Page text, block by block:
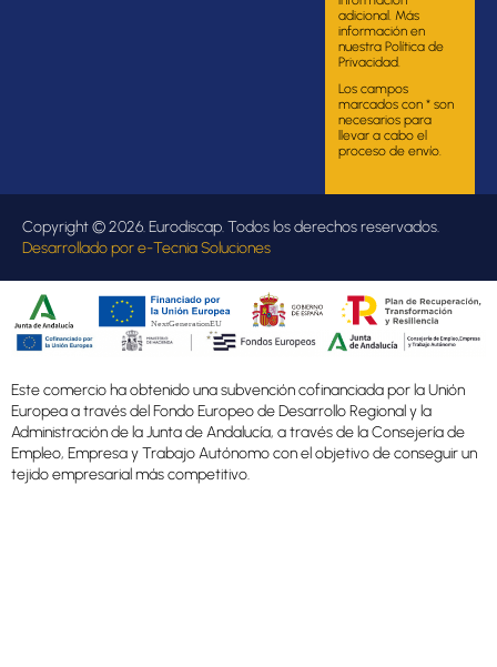
adicional. Más
información en
nuestra Política de
Privacidad.
Los campos
marcados con * son
necesarios para
llevar a cabo el
proceso de envío.
Copyright © 2026. Eurodiscap. Todos los derechos reservados.
Desarrollado pore-Tecnia Soluciones
Este comercio ha obtenido una subvención cofinanciada por la Unión
Europea a través del Fondo Europeo de Desarrollo Regional y la
Administración de la Junta de Andalucía, a través de la Consejería de
Empleo, Empresa y Trabajo Autónomo con el objetivo de conseguir un
tejido empresarial más competitivo.